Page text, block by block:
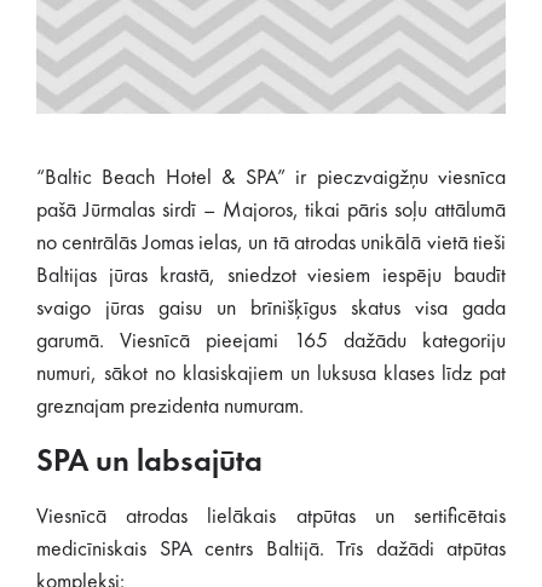
“Baltic Beach Hotel & SPA” ir pieczvaigžņu viesnīca
pašā Jūrmalas sirdī – Majoros, tikai pāris soļu attālumā
no centrālās Jomas ielas, un tā atrodas unikālā vietā tieši
Baltijas jūras krastā, sniedzot viesiem iespēju baudīt
svaigo jūras gaisu un brīnišķīgus skatus visa gada
garumā. Viesnīcā pieejami 165 dažādu kategoriju
numuri, sākot no klasiskajiem un luksusa klases līdz pat
greznajam prezidenta numuram.
SPA un labsajūta
Viesnīcā atrodas lielākais atpūtas un sertificētais
medicīniskais SPA centrs Baltijā. Trīs dažādi atpūtas
kompleksi: